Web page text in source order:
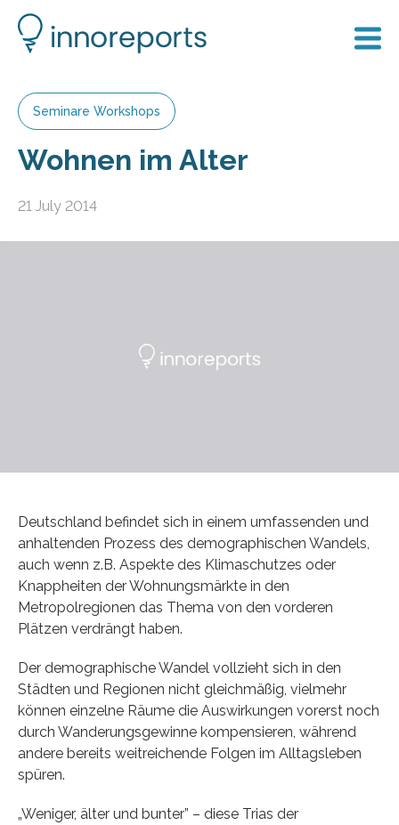
Seminare Workshops
Wohnen im Alter
21 July 2014
Deutschland befindet sich in einem umfassenden und
anhaltenden Prozess des demographischen Wandels,
auch wenn z.B. Aspekte des Klimaschutzes oder
Knappheiten der Wohnungsmärkte in den
Metropolregionen das Thema von den vorderen
Plätzen verdrängt haben.
Der demographische Wandel vollzieht sich in den
Städten und Regionen nicht gleichmäßig, vielmehr
können einzelne Räume die Auswirkungen vorerst noch
durch Wanderungsgewinne kompensieren, während
andere bereits weitreichende Folgen im Alltagsleben
spüren.
„Weniger, älter und bunter” – diese Trias der